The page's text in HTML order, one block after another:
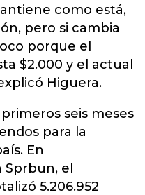
como está,
pero si cambia
porque el
$2.000 y el actual
Higuera.
seis meses
para la
En
el
5.206.952